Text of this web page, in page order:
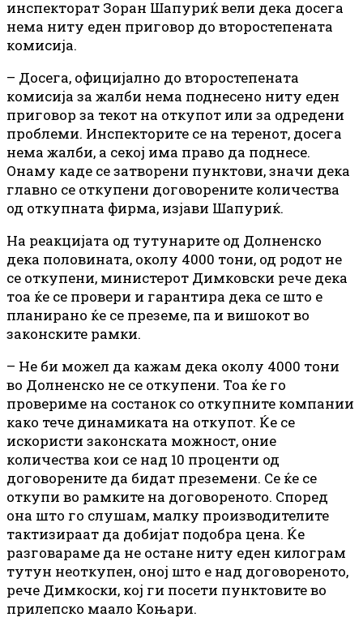
инспекторат Зоран Шапуриќ вели дека досега
нема ниту еден приговор до второстепената
комисија.
– Досега, официјално до второстепената
комисија за жалби нема поднесено ниту еден
приговор за текот на откупот или за одредени
проблеми. Инспекторите се на теренот, досега
нема жалби, а секој има право да поднесе.
Онаму каде се затворени пунктови, значи дека
главно се откупени договорените количества
од откупната фирма, изјави Шапуриќ.
На реакцијата од тутунарите од Долненско
дека половината, околу 4000 тони, од родот не
се откупени, министерот Димковски рече дека
тоа ќе се провери и гарантира дека се што е
планирано ќе се преземе, па и вишокот во
законските рамки.
– Не би можел да кажам дека околу 4000 тони
во Долненско не се откупени. Тоа ќе го
провериме на состанок со откупните компании
како тече динамиката на откупот. Ќе се
искористи законската можност, оние
количества кои се над 10 проценти од
договорените да бидат преземени. Се ќе се
откупи во рамките на договореното. Според
она што го слушам, малку производителите
тактизираат да добијат подобра цена. Ќе
разговараме да не остане ниту еден килограм
тутун неоткупен, оној што е над договореното,
рече Димкоски, кој ги посети пунктовите во
прилепско маало Коњари.